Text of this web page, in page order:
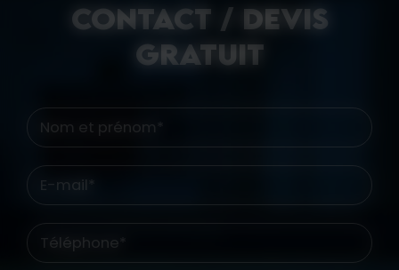
CONTACT / DEVIS
GRATUIT
Nom et prénom*
E-mail*
Téléphone*